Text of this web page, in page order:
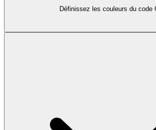
Définissez les couleurs du code